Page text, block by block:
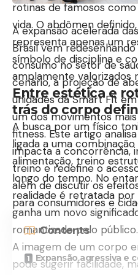
rotinas de famosos
vida. O abdômen
representa apenas um
símbolo de disciplina e
amplamente valorizados
Entre estética e
trás do corpo
A busca por um físico
ligada a uma
alimentação, treino
longo do tempo. No
realidade é retratada por
ganha um novo
romantizado pelo público.
A imagem de um corpo
pode sugerir facilidade,
A expansão acelerada
Brasil vem
consumo no setor de
cenário, a projeção de
unidades daSmart Fit
um dos movimentos
fitness. Este artigo
impacta a concorrência,
treino e redefine o
além de discutir os
para consumidores e
Contents
Expansão agressiva e